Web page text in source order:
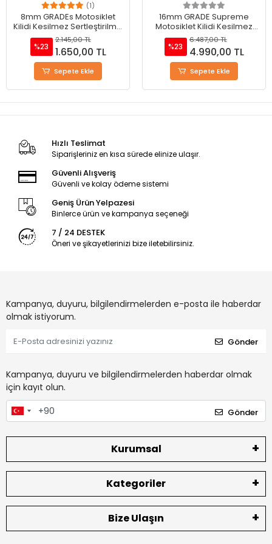
(1)
8mm GRADEs Motosiklet
Kilidi Kesilmez Sertleştirilmiş
Zincirli Yeni Ekstra
Sertleştirilmiş Kilidi İle -
Üreticiden Doğrudan Satış
%23
2.145,00 TL
1.650,00 TL
Sepete Ekle
16mm GRADE Supreme
Motosiklet Kilidi Kesilmez
Sertleştirilmiş Zincirli Yeni
Ekstra Sertleştirilmiş Kilidi İle
- Üreticiden Doğrudan Satış
%23
6.487,00 TL
4.990,00 TL
Sepete Ekle
Hızlı Teslimat
Siparişleriniz en kısa sürede elinize ulaşır.
Güvenli Alışveriş
Güvenli ve kolay ödeme sistemi
Geniş Ürün Yelpazesi
Binlerce ürün ve kampanya seçeneği
7 / 24 DESTEK
Öneri ve şikayetlerinizi bize iletebilirsiniz.
Kampanya, duyuru, bilgilendirmelerden e-posta ile haberdar
olmak istiyorum.
Gönder
Kampanya, duyuru ve bilgilendirmelerden haberdar olmak
için kayıt olun.
Gönder
Kurumsal
Kategoriler
Bize Ulaşın